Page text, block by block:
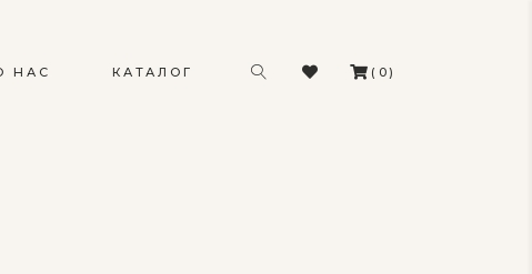
НАС КАТАЛОГ (0)